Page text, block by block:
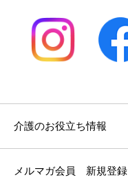
介護のお役立ち情報
メルマガ会員 新規登録